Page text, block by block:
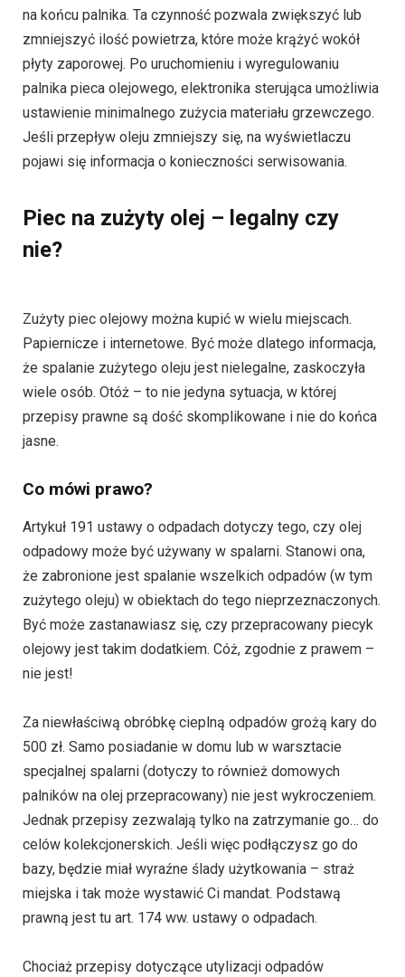
na końcu palnika. Ta czynność pozwala zwiększyć lub
zmniejszyć ilość powietrza, które może krążyć wokół
płyty zaporowej. Po uruchomieniu i wyregulowaniu
palnika pieca olejowego, elektronika sterująca umożliwia
ustawienie minimalnego zużycia materiału grzewczego.
Jeśli przepływ oleju zmniejszy się, na wyświetlaczu
pojawi się informacja o konieczności serwisowania.
Piec na zużyty olej – legalny czy
nie?
Zużyty piec olejowy można kupić w wielu miejscach.
Papiernicze i internetowe. Być może dlatego informacja,
że spalanie zużytego oleju jest nielegalne, zaskoczyła
wiele osób. Otóż – to nie jedyna sytuacja, w której
przepisy prawne są dość skomplikowane i nie do końca
jasne.
Co mówi prawo?
Artykuł 191 ustawy o odpadach dotyczy tego, czy olej
odpadowy może być używany w spalarni. Stanowi ona,
że zabronione jest spalanie wszelkich odpadów (w tym
zużytego oleju) w obiektach do tego nieprzeznaczonych.
Być może zastanawiasz się, czy przepracowany piecyk
olejowy jest takim dodatkiem. Cóż, zgodnie z prawem –
nie jest!
Za niewłaściwą obróbkę cieplną odpadów grożą kary do
500 zł. Samo posiadanie w domu lub w warsztacie
specjalnej spalarni (dotyczy to również domowych
palników na olej przepracowany) nie jest wykroczeniem.
Jednak przepisy zezwalają tylko na zatrzymanie go… do
celów kolekcjonerskich. Jeśli więc podłączysz go do
bazy, będzie miał wyraźne ślady użytkowania – straż
miejska i tak może wystawić Ci mandat. Podstawą
prawną jest tu art. 174 ww. ustawy o odpadach.
Chociaż przepisy dotyczące utylizacji odpadów